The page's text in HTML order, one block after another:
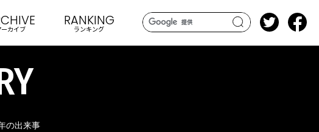
search
ーカイブ
RANKING
ランキング
の出来事